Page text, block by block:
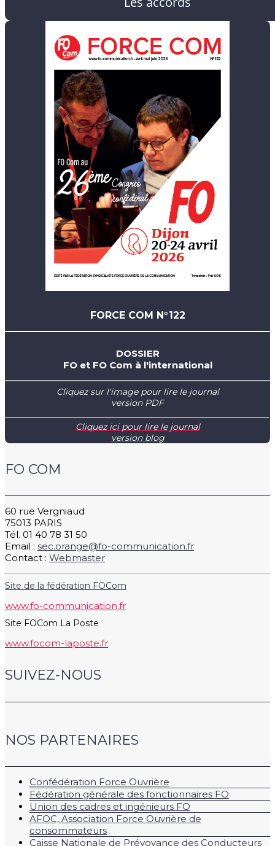
FORCE COM N°122
DOSSIER
FO et FO Com à l'international
Cliquez sur l'image pour lire le journal
version PDF
Cliquez ici pour lire le journal
version blog
FO COM
60 rue Vergniaud
75013 PARIS
Tél. 01 40 78 31 50
Email : sec.orange@fo-communication.fr
Contact : Webmaster
Site de la fédération FOCom
www.fo-communication.fr
Site FOCom La Poste
www.focom-laposte.fr
SUIVEZ-NOUS
NOS PARTENAIRES
Confédération Force Ouvrière
Fédération générale des fonctionnaires FO
Union des cadres et ingénieurs FO
AFOC, Association Force Ouvrière de
consommateurs
Caisse Nationale de Prévoyance des Conducteurs